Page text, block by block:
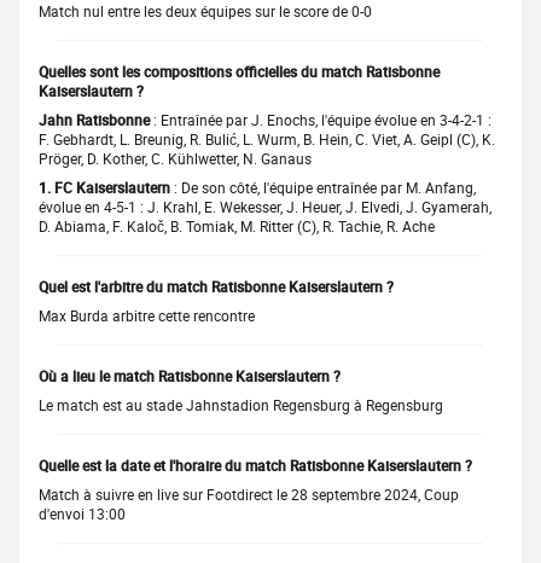
Match nul entre les deux équipes sur le score de 0-0
Quelles sont les compositions officielles du match Ratisbonne
Kaiserslautern ?
Jahn Ratisbonne: Entraînée par J. Enochs, l'équipe évolue en 3-4-2-1 :
F. Gebhardt, L. Breunig, R. Bulić, L. Wurm, B. Hein, C. Viet, A. Geipl (C), K.
Pröger, D. Kother, C. Kühlwetter, N. Ganaus
1. FC Kaiserslautern : De son côté, l'équipe entraînée par M. Anfang,
évolue en 4-5-1 : J. Krahl, E. Wekesser, J. Heuer, J. Elvedi, J. Gyamerah,
D. Abiama, F. Kaloč, B. Tomiak, M. Ritter (C), R. Tachie, R. Ache
Quel est l'arbitre du match Ratisbonne Kaiserslautern ?
Max Burda arbitre cette rencontre
Où a lieu le match Ratisbonne Kaiserslautern ?
Le match est au stade Jahnstadion Regensburg à Regensburg
Quelle est la date et l'horaire du match Ratisbonne Kaiserslautern ?
Match à suivre en live sur Footdirect le 28 septembre 2024, Coup
d'envoi 13:00